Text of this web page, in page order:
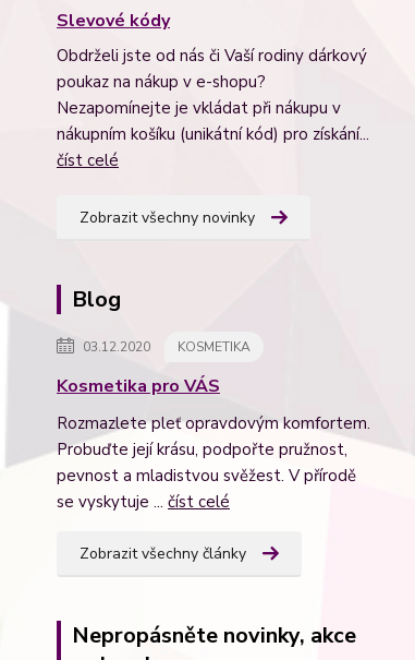
Slevové kódy
Obdrželi jste od nás či Vaší rodiny dárkový
poukaz na nákup v e-shopu?
Nezapomínejte je vkládat při nákupu v
nákupním košíku (unikátní kód) pro získání...
číst celé
Zobrazit všechny novinky
Blog
03.12.2020 KOSMETIKA
Kosmetika pro VÁS
Rozmazlete pleť opravdovým komfortem.
Probuďte její krásu, podpořte pružnost,
pevnost a mladistvou svěžest. V přírodě
se vyskytuje ... číst celé
Zobrazit všechny články
Nepropásněte novinky, akce